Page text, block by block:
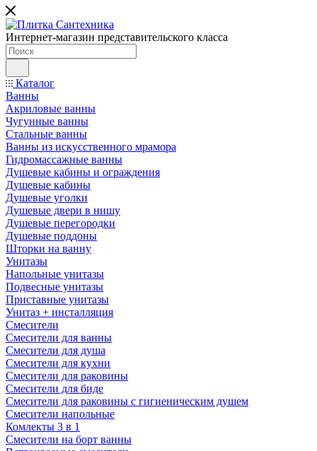
Интернет-магазин представительского класса
Каталог
Ванны
Акриловые ванны
Чугунные ванны
Стальные ванны
Ванны из искусственного мрамора
Гидромассажные ванны
Душевые кабины и ограждения
Душевые кабины
Душевые уголки
Душевые двери в нишу
Душевые перегородки
Душевые поддоны
Шторки на ванну
Унитазы
Напольные унитазы
Подвесные унитазы
Приставные унитазы
Унитаз + инсталляция
Смесители
Смесители для ванны
Смесители для душа
Смесители для кухни
Смесители для раковины
Смесители для биде
Смесители для раковины с гигиеническим душем
Смесители напольные
Комлекты 3 в 1
Смесители на борт ванны